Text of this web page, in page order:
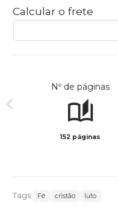
Calcular o frete
Nº de páginas
152 páginas
Tags: Fé cristão luto